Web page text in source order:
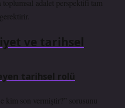
toplumsal adalet perspektifi tam
ve tarihsel
tarihsel rolü
kim son vermiştir?” sorusunu